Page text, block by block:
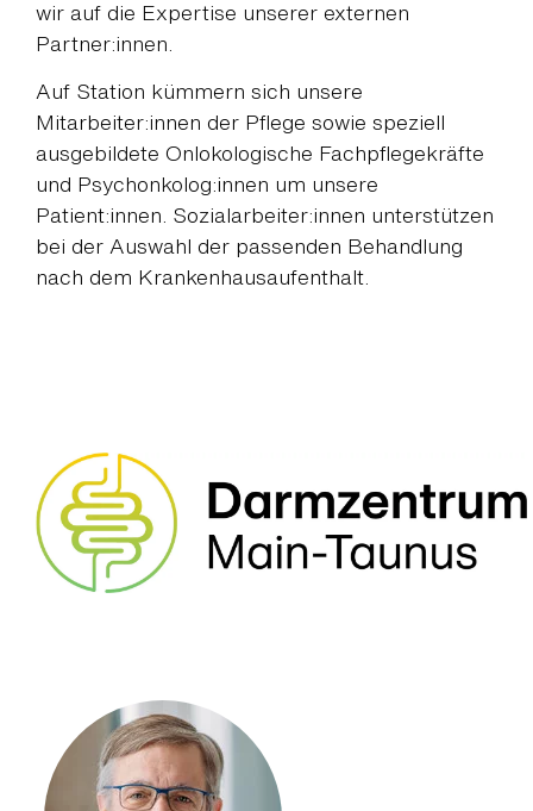
wir auf die Expertise unserer externen
Partner:innen.
Auf Station kümmern sich unsere
Mitarbeiter:innen der Pflege sowie speziell
ausgebildete Onlokologische Fachpflegekräfte
und Psychonkolog:innen um unsere
Patient:innen. Sozialarbeiter:innen unterstützen
bei der Auswahl der passenden Behandlung
nach dem Krankenhausaufenthalt.